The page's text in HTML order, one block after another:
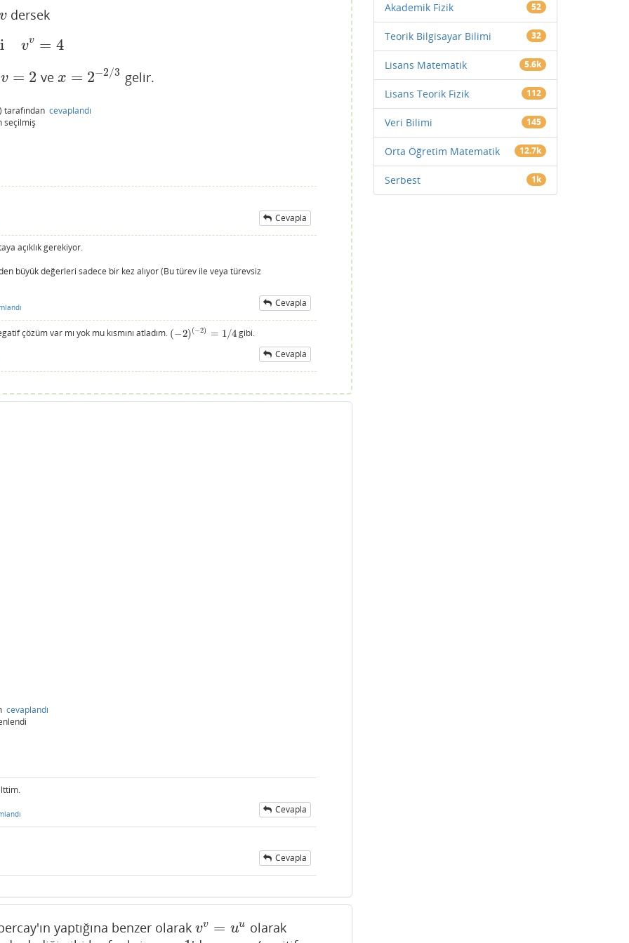
v dersek
vv = 4
v
4
v = 2
v=2 ve x = 2−2/3
x= 2− 2/3 gelir.
tarafından cevaplandı
seçilmiş
Cevapla
açıklık gerekiyor.
büyük değerleri sadece bir kez alıyor (Bu türev ile veya türevsiz
Cevapla
çözüm var mı yok mu kısmını atladım. (−2)(−2) = 1/4
(−2)(−2)= /4 gibi.
Cevapla
cevaplandı
Cevapla
Cevapla
yaptığına benzer olarak vv = uu
vv=uu
olarak
Akademik Fizik 52
Teorik Bilgisayar Bilimi 32
Lisans Matematik 5.6k
Lisans Teorik Fizik 112
Veri Bilimi 145
Orta Öğretim Matematik 12.7k
Serbest 1k